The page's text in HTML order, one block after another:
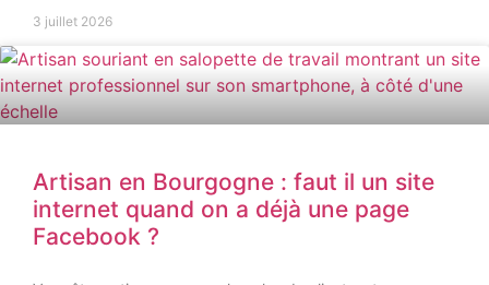
3 juillet 2026
Artisan en Bourgogne : faut il un site
internet quand on a déjà une page
Facebook ?